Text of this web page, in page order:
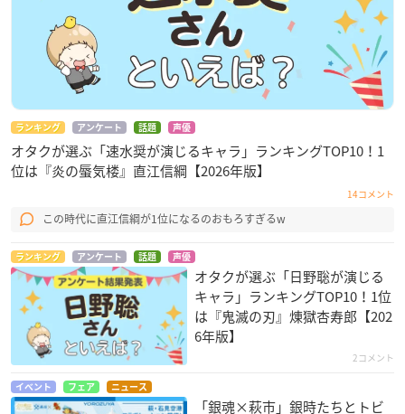
ランキング アンケート 話題 声優
オタクが選ぶ「速水奨が演じるキャラ」ランキングTOP10！1
位は『炎の蜃気楼』直江信綱【2026年版】
14コメント
この時代に直江信綱が1位になるのおもろすぎるw
ランキング アンケート 話題 声優
オタクが選ぶ「日野聡が演じる
キャラ」ランキングTOP10！1位
は『鬼滅の刃』煉󠄁獄杏寿郎【202
6年版】
2コメント
イベント フェア ニュース
「銀魂×萩市」銀時たちとトビ